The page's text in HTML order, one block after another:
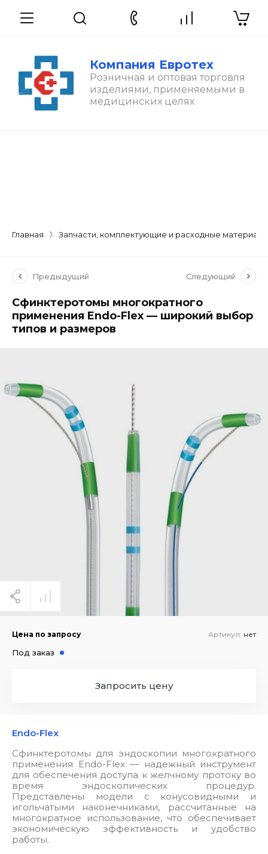
Компания Евротех
Розничная и оптовая торговля
изделиями, применяемыми в
медицинских целях
Главная Запчасти, комплектующие и расходные материалы
Предыдущий Следующий
Сфинктеротомы многократного
применения Endo-Flex — широкий выбор
типов и размеров
Endo-Flex
Сфинктеротомы для эндоскопии многократного
применения Endo-Flex — надежный инструмент
для обеспечения доступа к желчному протоку во
время эндоскопических процедур.
Представлены модели с конусовидными и
игольчатыми наконечниками, рассчитанные на
многократное использование, что обеспечивает
экономическую эффективность и удобство
работы.
Цена по запросу Артикул: нет
Под заказ
Запросить цену